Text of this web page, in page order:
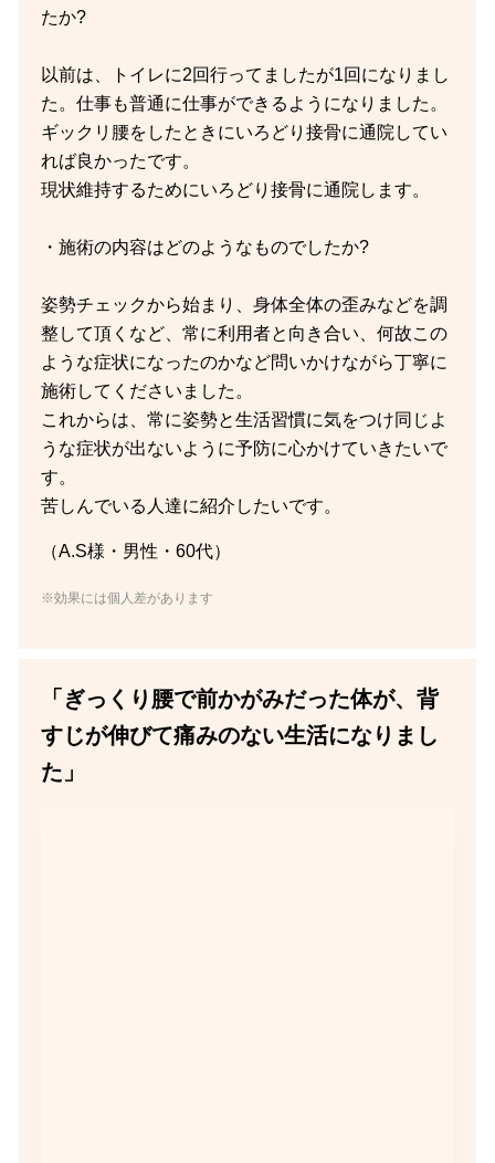
たか?
以前は、トイレに2回行ってましたが1回になりまし
た。仕事も普通に仕事ができるようになりました。
ギックリ腰をしたときにいろどり接骨に通院してい
れば良かったです。
現状維持するためにいろどり接骨に通院します。
・施術の内容はどのようなものでしたか?
姿勢チェックから始まり、身体全体の歪みなどを調
整して頂くなど、常に利用者と向き合い、何故この
ような症状になったのかなど問いかけながら丁寧に
施術してくださいました。
これからは、常に姿勢と生活習慣に気をつけ同じよ
うな症状が出ないように予防に心かけていきたいで
す。
苦しんでいる人達に紹介したいです。
（A.S様・男性・60代）
※効果には個人差があります
「ぎっくり腰で前かがみだった体が、背
すじが伸びて痛みのない生活になりまし
た」